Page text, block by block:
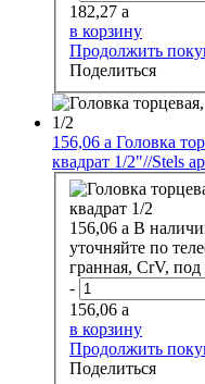
182,27 a
в корзину
Продолжить
Поделиться
156,06 a Головка
квадрат 1/2"//Stels
156,06 a В
уточняйте по
гранная, CrV, под
-
156,06 a
в корзину
Продолжить
Поделиться